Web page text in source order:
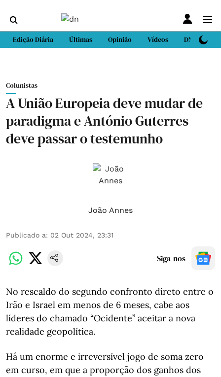
Edição Diária Últimas Opinião Vídeos DN Sport
Colunistas
A União Europeia deve mudar de
paradigma e António Guterres
deve passar o testemunho
João Annes
Publicado a: 02 Out 2024, 23:31
Siga-nos
No rescaldo do segundo confronto direto entre o
Irão e Israel em menos de 6 meses, cabe aos
líderes do chamado “Ocidente” aceitar a nova
realidade geopolítica.
Há um enorme e irreversível jogo de soma zero
em curso, em que a proporção dos ganhos dos